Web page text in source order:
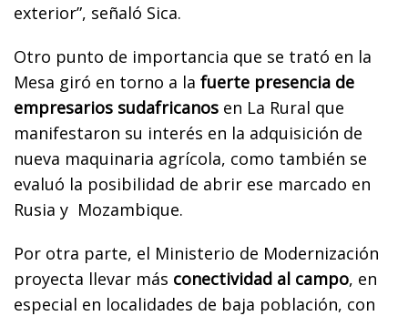
exterior”, señaló Sica.
Otro punto de importancia que se trató en la
Mesa giró en torno a la fuerte presencia de
empresarios sudafricanos en La Rural que
manifestaron su interés en la adquisición de
nueva maquinaria agrícola, como también se
evaluó la posibilidad de abrir ese marcado en
Rusia y Mozambique.
Por otra parte, el Ministerio de Modernización
proyecta llevar más conectividad al campo, en
especial en localidades de baja población, con